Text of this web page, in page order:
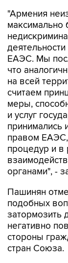
"Армения
максимально
ЕАЭС. Мы
что
на всей
считаем
меры,
и услуг
принимались
правом ЕАЭС,
процедур и в
органами", -
Пашинян
подобных
затормозить
негативно
стороны
стран Союза.